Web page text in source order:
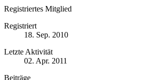
Registriertes Mitglied
Registriert
18. Sep. 2010
Letzte Aktivität
02. Apr. 2011
Beiträge